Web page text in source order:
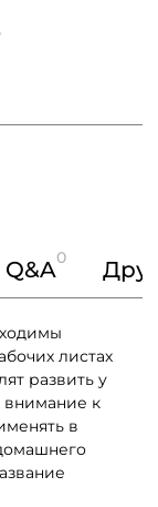
Q&A0
листах
развить у
внимание к
в